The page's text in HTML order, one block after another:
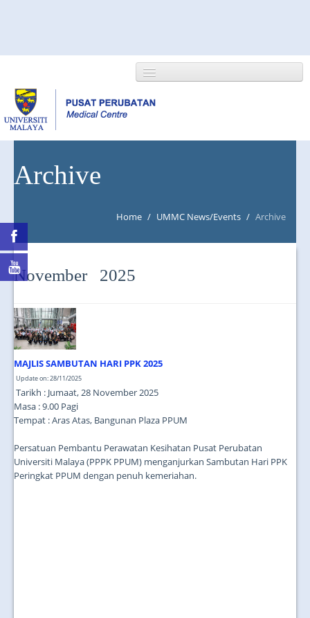
NEWS/EVENTS
Archive
Home / UMMC News/Events / Archive
November 2025
MAJLIS SAMBUTAN HARI PPK 2025
Update on: 28/11/2025
Tarikh : Jumaat, 28 November 2025
Masa : 9.00 Pagi
Tempat : Aras Atas, Bangunan Plaza PPUM
Persatuan Pembantu Perawatan Kesihatan Pusat Perubatan
Universiti Malaya (PPPK PPUM) menganjurkan Sambutan Hari PPK
Peringkat PPUM dengan penuh kemeriahan.